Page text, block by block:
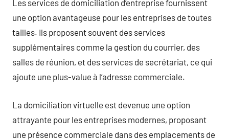
Les services de domiciliation d’entreprise fournissent
une option avantageuse pour les entreprises de toutes
tailles. Ils proposent souvent des services
supplémentaires comme la gestion du courrier, des
salles de réunion, et des services de secrétariat, ce qui
ajoute une plus-value à l’adresse commerciale.
La domiciliation virtuelle est devenue une option
attrayante pour les entreprises modernes, proposant
une présence commerciale dans des emplacements de